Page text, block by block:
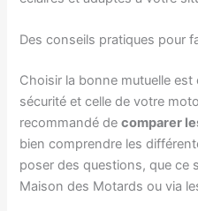
Des conseils pratiques pour
Choisir la bonne mutuelle
sécurité et celle de votre
recommandé decomparer
bien comprendre les
poser des questions, que ce
Maison des Motards ou via